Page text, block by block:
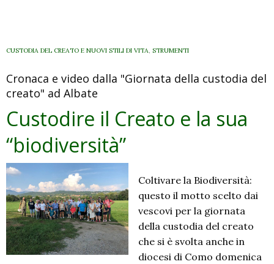
2020:
per
la
tempesta
CUSTODIA DEL CREATO E NUOVI STILI DI VITA, STRUMENTI
Cronaca e video dalla "Giornata della custodia del
creato" ad Albate
Custodire il Creato e la sua
“biodiversità”
Coltivare la Biodiversità:
questo il motto scelto dai
vescovi per la giornata
della custodia del creato
che si è svolta anche in
diocesi di Como domenica